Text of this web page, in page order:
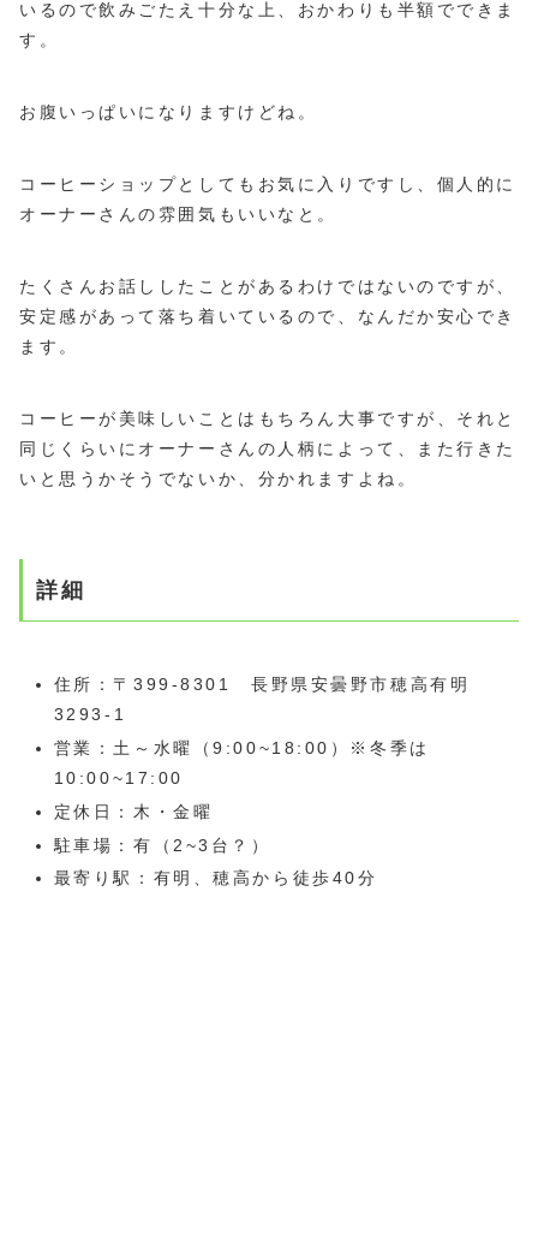
いるので飲みごたえ十分な上、おかわりも半額でできま
す。
お腹いっぱいになりますけどね。
コーヒーショップとしてもお気に入りですし、個人的に
オーナーさんの雰囲気もいいなと。
たくさんお話ししたことがあるわけではないのですが、
安定感があって落ち着いているので、なんだか安心でき
ます。
コーヒーが美味しいことはもちろん大事ですが、それと
同じくらいにオーナーさんの人柄によって、また行きた
いと思うかそうでないか、分かれますよね。
詳細
住所：〒399-8301 長野県安曇野市穂高有明
3293-1
営業：土～水曜（9:00~18:00）※冬季は
10:00~17:00
定休日：木・金曜
駐車場：有（2~3台？）
最寄り駅：有明、穂高から徒歩40分